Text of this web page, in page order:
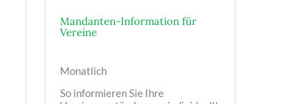
Mandanten-Information für
Vereine
Monatlich
So informieren Sie Ihre